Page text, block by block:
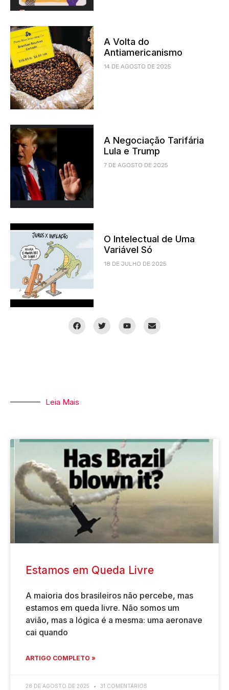
A Volta do
Antiamericanismo
14 DE AGOSTO DE 2025
A Negociação Tarifária
Lula e Trump
7 DE AGOSTO DE 2025
O Intelectual de Uma
Variável Só
18 DE JULHO DE 2025
Leia Mais
Estamos em Queda Livre
A maioria dos brasileiros não percebe, mas
estamos em queda livre. Não somos um
avião, mas a lógica é a mesma: uma aeronave
cai quando
ARTIGO COMPLETO »
28 DE AGOSTO DE 2025 31 COMENTÁRIOS